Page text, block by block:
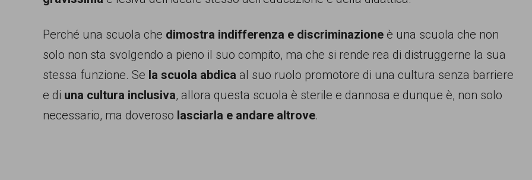
Perché una scuola che dimostra indifferenza e discriminazione è una scuola che non
solo non sta svolgendo a pieno il suo compito, ma che si rende rea di distruggerne la sua
stessa funzione. Se la scuola abdica al suo ruolo promotore di una cultura senza barriere
e di una cultura inclusiva, allora questa scuola è sterile e dannosa e dunque è, non solo
necessario, ma doveroso lasciarla e andare altrove.